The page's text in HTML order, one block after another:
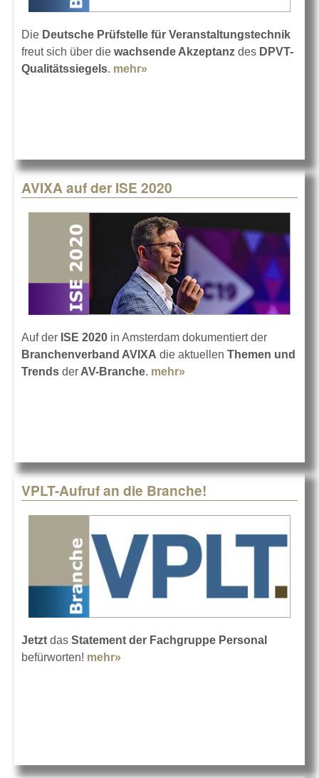
Die Deutsche Prüfstelle für Veranstaltungstechnik
freut sich über die wachsende Akzeptanz des DPVT-
Qualitätssiegels. mehr»
AVIXA auf der ISE 2020
Auf der ISE 2020 in Amsterdam dokumentiert der
Branchenverband AVIXA die aktuellen Themen und
Trends der AV-Branche. mehr»
VPLT-Aufruf an die Branche!
Jetzt das Statement der Fachgruppe Personal
befürworten! mehr»